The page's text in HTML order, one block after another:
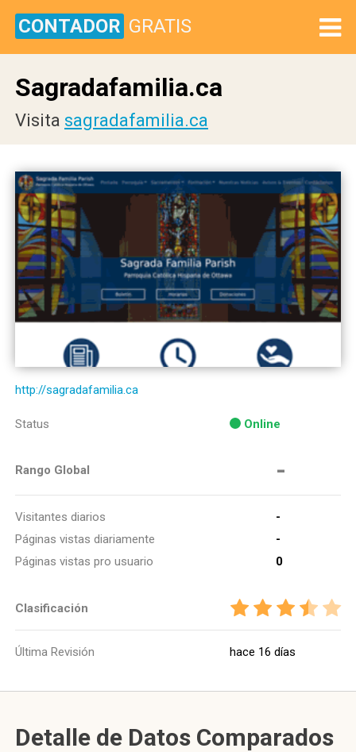
CONTADOR GRATIS
Sagradafamilia.ca
Visita sagradafamilia.ca
http://sagradafamilia.ca
Status Online
Rango Global -
Visitantes diarios
-
Páginas vistas diariamente
-
Páginas vistas pro usuario
0
Clasificación
Última Revisión hace 16 días
Detalle de Datos Comparados